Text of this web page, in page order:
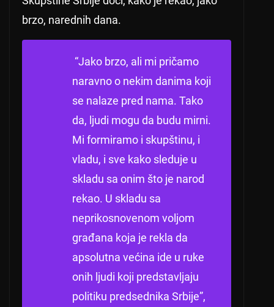
brzo, narednih dana.
“Jako brzo, ali mi pričamo
naravno o nekim danima koji
se nalaze pred nama. Tako
da, ljudi mogu da budu mirni.
Mi formiramo i skupštinu, i
vladu, i sve kako sleduje u
skladu sa onim što je narod
rekao. U skladu sa
neprikosnovenom voljom
građana koja je rekla da
apsolutna većina ide u ruke
onih ljudi koji predstavljaju
politiku predsednika Srbije”,